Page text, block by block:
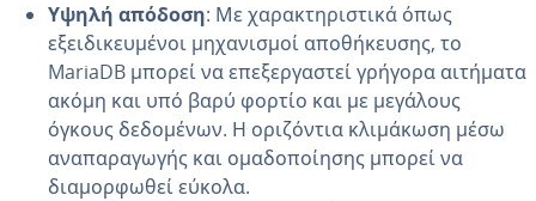
Υψηλή απόδοση: Με χαρακτηριστικά όπως
εξειδικευμένοι μηχανισμοί αποθήκευσης, το
MariaDB μπορεί να επεξεργαστεί γρήγορα αιτήματα
ακόμη και υπό βαρύ φορτίο και με μεγάλους
όγκους δεδομένων. Η οριζόντια κλιμάκωση μέσω
αναπαραγωγής και ομαδοποίησης μπορεί να
διαμορφωθεί εύκολα.